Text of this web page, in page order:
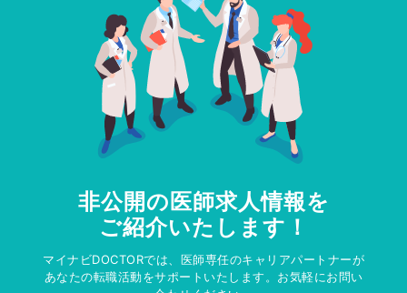
非公開の医師求人情報を
ご紹介いたします！
マイナビDOCTORでは、医師専任のキャリアパートナーが
あなたの転職活動をサポートいたします。お気軽にお問い